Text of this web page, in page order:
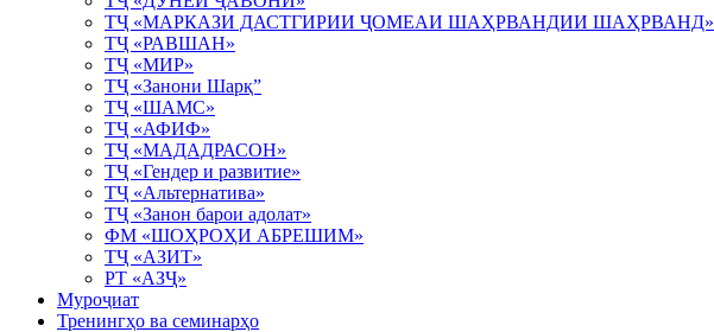
ТҶ «МАРКАЗИ ДАСТГИРИИ ҶОМЕАИ ШАҲРВАНДИИ ШАҲРВАНД»
ТҶ «РАВШАН»
ТҶ «МИР»
ТҶ «Занони Шарқ”
ТҶ «ШАМС»
ТҶ «АФИФ»
ТҶ «МАДАДРАСОН»
ТҶ «Гендер и развитие»
ТҶ «Альтернатива»
ТҶ «Занон барои адолат»
ФМ «ШОҲРОҲИ АБРЕШИМ»
ТҶ «АЗИТ»
РТ «АЗҶ»
Муроҷиат
Тренингҳо ва семинарҳо